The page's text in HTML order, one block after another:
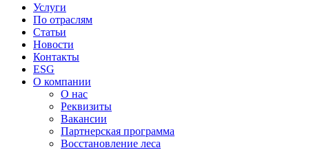
Услуги
По отраслям
Статьи
Новости
Контакты
ESG
О компании
О нас
Реквизиты
Вакансии
Партнерская программа
Восстановление леса